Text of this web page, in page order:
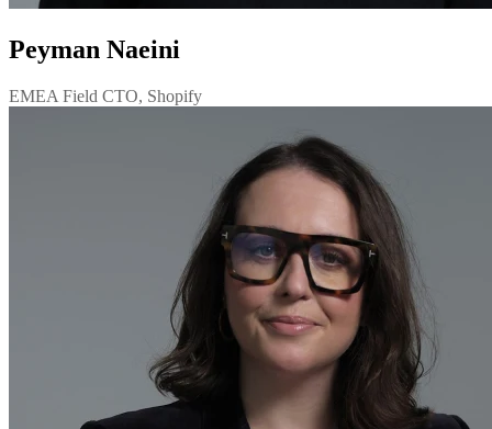
Peyman Naeini
EMEA Field CTO, Shopify